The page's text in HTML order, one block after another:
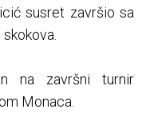
susret završio sa
na završni turnir
Monaca.